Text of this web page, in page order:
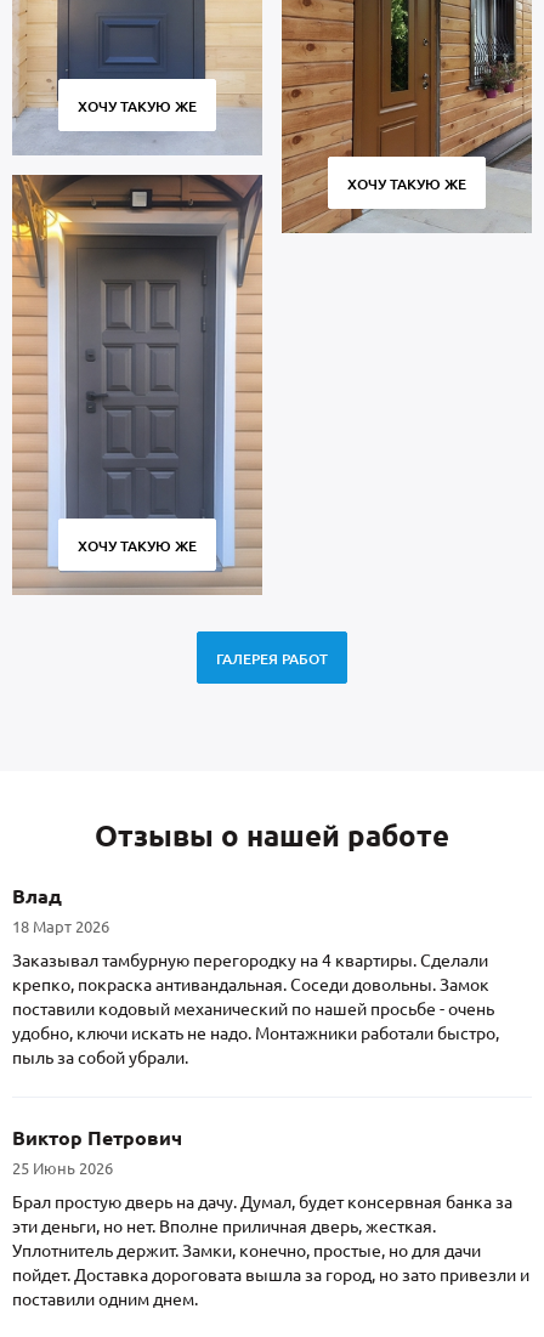
ХОЧУ ТАКУЮ ЖЕ
ХОЧУ ТАКУЮ ЖЕ
ХОЧУ ТАКУЮ ЖЕ
ГАЛЕРЕЯ РАБОТ
Отзывы о нашей работе
Влад
18 Март 2026
Заказывал тамбурную перегородку на 4 квартиры. Сделали
крепко, покраска антивандальная. Соседи довольны. Замок
поставили кодовый механический по нашей просьбе - очень
удобно, ключи искать не надо. Монтажники работали быстро,
пыль за собой убрали.
Виктор Петрович
25 Июнь 2026
Брал простую дверь на дачу. Думал, будет консервная банка за
эти деньги, но нет. Вполне приличная дверь, жесткая.
Уплотнитель держит. Замки, конечно, простые, но для дачи
пойдет. Доставка дороговата вышла за город, но зато привезли и
поставили одним днем.